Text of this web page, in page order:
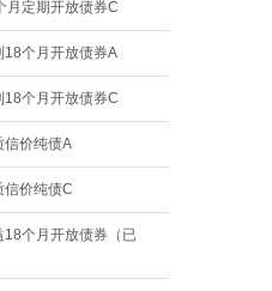
月定期开放债券C
18个月开放债券A
18个月开放债券C
信价纯债A
信价纯债C
18个月开放债券（已